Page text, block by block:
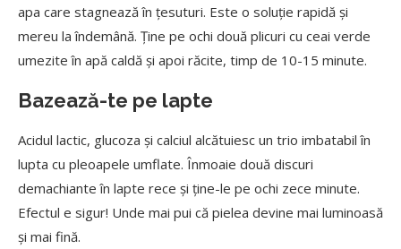
apa care stagnează în ţesuturi. Este o soluţie rapidă şi
mereu la îndemână. Ține pe ochi două plicuri cu ceai verde
umezite în apă caldă şi apoi răcite, timp de 10-15 minute.
Bazează-te pe lapte
Acidul lactic, glucoza şi calciul alcătuiesc un trio imbatabil în
lupta cu pleoapele umflate. Înmoaie două discuri
demachiante în lapte rece şi ține-le pe ochi zece minute.
Efectul e sigur! Unde mai pui că pielea devine mai luminoasă
şi mai fină.